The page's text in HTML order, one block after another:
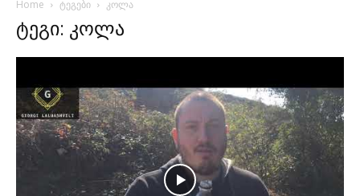
Home ტეგები კოლა
ტეგი: კოლა